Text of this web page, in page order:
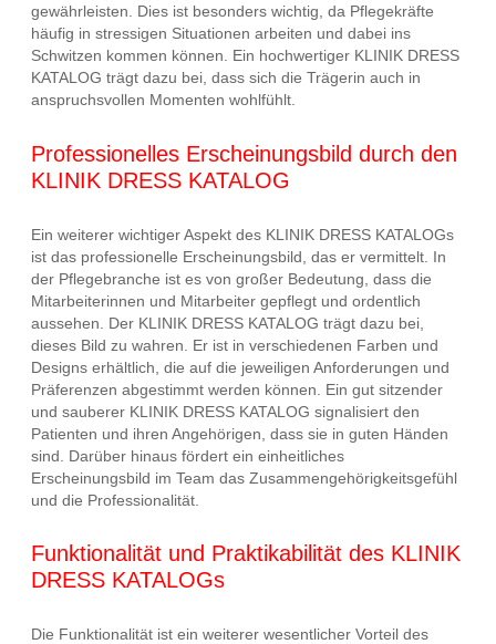
gewährleisten. Dies ist besonders wichtig, da Pflegekräfte
häufig in stressigen Situationen arbeiten und dabei ins
Schwitzen kommen können. Ein hochwertiger KLINIK DRESS
KATALOG trägt dazu bei, dass sich die Trägerin auch in
anspruchsvollen Momenten wohlfühlt.
Professionelles Erscheinungsbild durch den
KLINIK DRESS KATALOG
Ein weiterer wichtiger Aspekt des KLINIK DRESS KATALOGs
ist das professionelle Erscheinungsbild, das er vermittelt. In
der Pflegebranche ist es von großer Bedeutung, dass die
Mitarbeiterinnen und Mitarbeiter gepflegt und ordentlich
aussehen. Der KLINIK DRESS KATALOG trägt dazu bei,
dieses Bild zu wahren. Er ist in verschiedenen Farben und
Designs erhältlich, die auf die jeweiligen Anforderungen und
Präferenzen abgestimmt werden können. Ein gut sitzender
und sauberer KLINIK DRESS KATALOG signalisiert den
Patienten und ihren Angehörigen, dass sie in guten Händen
sind. Darüber hinaus fördert ein einheitliches
Erscheinungsbild im Team das Zusammengehörigkeitsgefühl
und die Professionalität.
Funktionalität und Praktikabilität des KLINIK
DRESS KATALOGs
Die Funktionalität ist ein weiterer wesentlicher Vorteil des